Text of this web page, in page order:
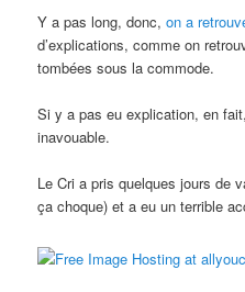
Y a pas long, donc,on a
d’explications, comme on
tombées sous la commode.
Si y a pas eu explication, en
inavouable.
Le Cri a pris quelques jours de
ça choque) et a eu un terrible